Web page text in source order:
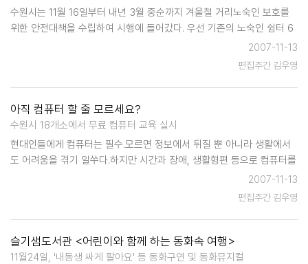
수원시는 11월 16일부터 내년 3월 중순까지 겨울철 거리노숙인 보호를
위한 안전대책을 수립하여 시행에 들어갔다. 우선 기존의 노숙인 쉼터 6
개소에 수원역, 팔달산 주변 등에 있는 거리 노숙인들의 입소를 유도하는
한편, 팔달구 고등동 229-1 소재 '희망 찾기 드롭인센터' 내에 동절기 임
2007-11-13
편집주간 김우영
아직 컴퓨터 할 줄 모르세요?
수원시 18개소에서 무료 컴퓨터 교육 실시
현대인들에게 컴퓨터는 필수.모르면 정보에서 뒤질 뿐 아니라 생활에서
도 어려움을 겪기 일쑤다.하지만 시간과 장애, 생활형편 등으로 컴퓨터를
모르는 사람들이 아직도 적지않다. 이에 따라 수원시에서는 시청 교육장
등 상설교육장 18개소에서 주부, 노인, 장애인 등 컴퓨터를 배우고자 하
2007-11-13
편집주간 김우영
슬기샘도서관 <어린이와 함께 하는 동화속 여행>
11월24일, '내동생 싸게 팔아요' 등 동화구연 및 동화뮤지컬